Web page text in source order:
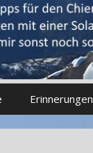
Erinnerungen